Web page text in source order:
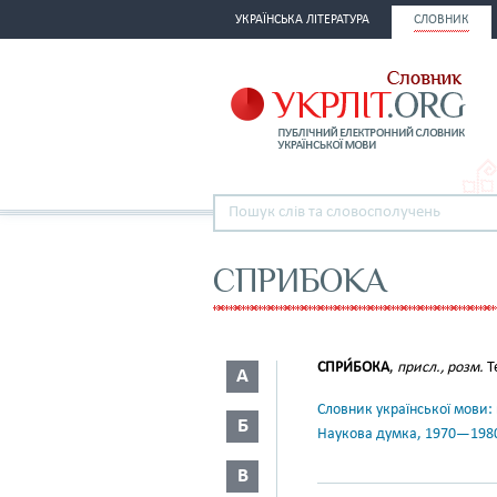
УКРАЇНСЬКА ЛІТЕРАТУРА СЛОВНИК
СПРИБОКА
А
Б
В
СПРИ́БОКА, присл., розм.
Словник української
Наукова думка,